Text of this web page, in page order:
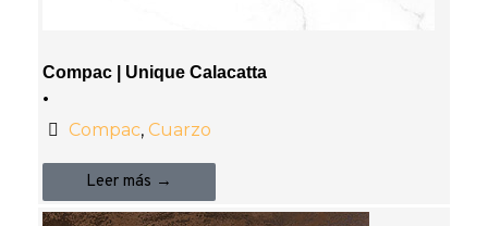
Compac | Unique Calacatta
•
Compac, Cuarzo
Leer más →